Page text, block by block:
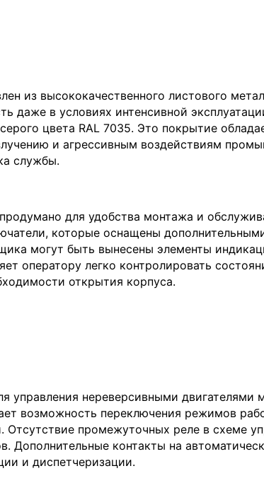
из высококачественного листового
даже в условиях интенсивной
цвета RAL 7035. Это покрытие
и агрессивным воздействиям
службы.
для удобства монтажа и
которые оснащены
могут быть вынесены элементы
оператору легко контролировать
открытия корпуса.
управления нереверсивными
возможность переключения режимов
промежуточных реле в схеме
Дополнительные контакты на
и диспетчеризации.